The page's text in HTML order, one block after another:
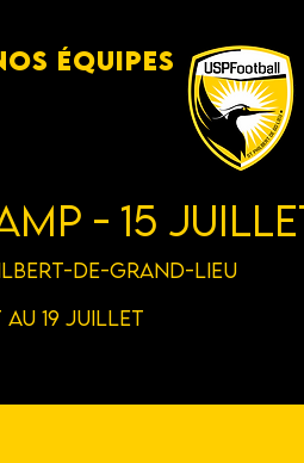
équipes
- 15
de-Grand-Lieu
au 19 Juillet